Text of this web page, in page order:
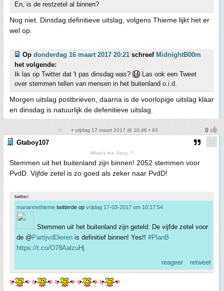
En, is de restzetel al binnen?
Nog niet. Dinsdag definitieve uitslag, volgens Thieme lijkt het er
wel op.
Op donderdag 16 maart 2017 20:21 schreef MidnightB00m
het volgende:
Ik las op Twitter dat 't pas dinsdag was?
Las ook een Tweet
over stemmen tellen van mensen in het buitenland o.i.d.
Morgen uitslag postbrieven, daarna is de voorlopige uitslag klaar
en dinsdag is natuurlijk de defenitieve uitslag.
• vrijdag 17 maart 2017 @ 10:48 • 93
Gtaboy107
What's the Story..?
Stemmen uit het buitenland zijn binnen! 2052 stemmen voor
PvdD. Vijfde zetel is zo goed als zeker naar PvdD!
twitter:
mariannethieme twitterde op vrijdag 17-03-2017 om 10:17:54
Stemmen uit het buitenland zijn geteld: De vijfde zetel voor
de @ PartijvdDieren is definitief binnen! Yes!! #PlanB
https://t.co/O78AalzuHj
reageer
retweet